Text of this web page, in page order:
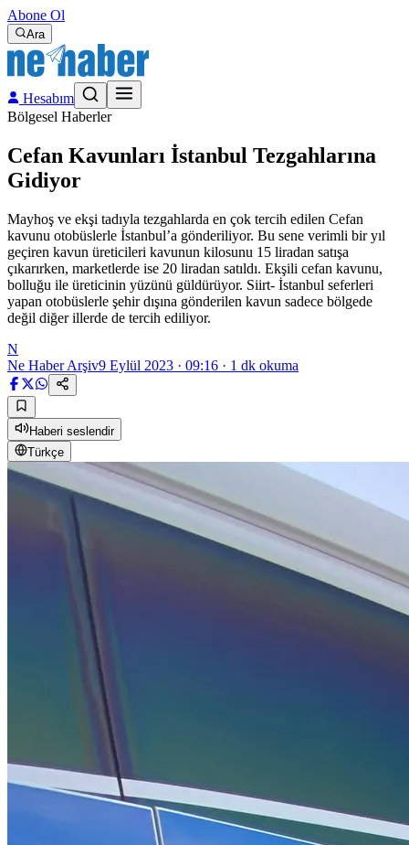
Abone Ol
Ara
Hesabım
Bölgesel Haberler
Cefan Kavunları İstanbul Tezgahlarına
Gidiyor
Mayhoş ve ekşi tadıyla tezgahlarda en çok tercih edilen Cefan
kavunu otobüslerle İstanbul’a gönderiliyor. Bu sene verimli bir yıl
geçiren kavun üreticileri kavunun kilosunu 15 liradan satışa
çıkarırken, marketlerde ise 20 liradan satıldı. Ekşili cefan kavunu,
bolluğu ile üreticinin yüzünü güldürüyor. Siirt- İstanbul seferleri
yapan otobüslerle şehir dışına gönderilen kavun sadece bölgede
değil diğer illerde de tercih ediliyor.
N
Ne Haber Arşiv9 Eylül 2023 · 09:16 · 1 dk okuma
Haberi seslendir
Türkçe